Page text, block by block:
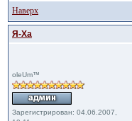
Наверх
Я-Ха
oleUm™
Зарегистрирован: 04.06.2007,